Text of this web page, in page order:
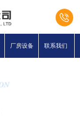
厂房设备 联系我们